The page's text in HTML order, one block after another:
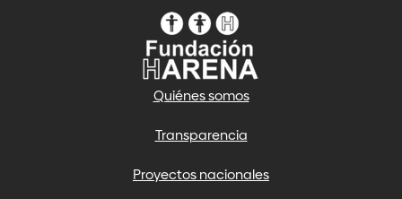
Quiénes somos
Transparencia
Proyectos nacionales